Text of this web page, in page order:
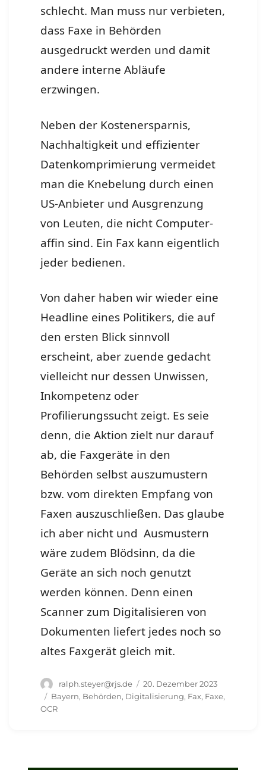
schlecht. Man muss nur verbieten,
dass Faxe in Behörden
ausgedruckt werden und damit
andere interne Abläufe
erzwingen.
Neben der Kostenersparnis,
Nachhaltigkeit und effizienter
Datenkomprimierung vermeidet
man die Knebelung durch einen
US-Anbieter und Ausgrenzung
von Leuten, die nicht Computer-
affin sind. Ein Fax kann eigentlich
jeder bedienen.
Von daher haben wir wieder eine
Headline eines Politikers, die auf
den ersten Blick sinnvoll
erscheint, aber zuende gedacht
vielleicht nur dessen Unwissen,
Inkompetenz oder
Profilierungssucht zeigt. Es seie
denn, die Aktion zielt nur darauf
ab, die Faxgeräte in den
Behörden selbst auszumustern
bzw. vom direkten Empfang von
Faxen auszuschließen. Das glaube
ich aber nicht und Ausmustern
wäre zudem Blödsinn, da die
Geräte an sich noch genutzt
werden können. Denn einen
Scanner zum Digitalisieren von
Dokumenten liefert jedes noch so
altes Faxgerät gleich mit.
Autor
ralph.steyer@rjs.de
Veröffentlicht
am
20. Dezember 2023
Schlagwörter
Bayern, Behörden, Digitalisierung, Fax, Faxe,
OCR